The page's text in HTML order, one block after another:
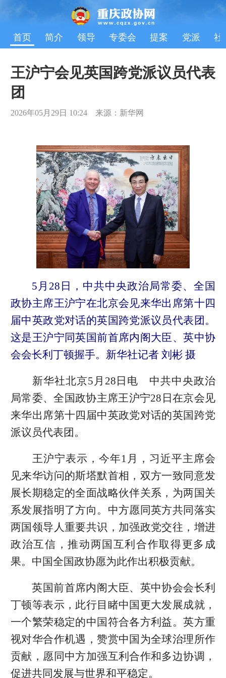
首页 简介 领导 专委会 提案 党派 社
王沪宁会见英国跨党派议员代表
团
2026年05月29日 10:24 来源：新华网
5月28日，中共中央政治局常委、全国
政协主席王沪宁在北京会见来华出席第十四
届中英政党对话的英国跨党派议员代表团。
这是王沪宁同英国前首席内阁大臣、英中协
会会长利丁顿握手。新华社记者 刘彬 摄
新华社北京5月28日电 中共中央政治
局常委、全国政协主席王沪宁28日在京会见
来华出席第十四届中英政党对话的英国跨党
派议员代表团。
王沪宁表示，今年1月，习近平主席会
见来华访问的斯塔默首相，双方一致同意发
展长期稳定的全面战略伙伴关系，为两国关
系发展指明了方向。中方愿同英方共同落实
两国领导人重要共识，加强政党交往，增进
政治互信，推动两国互利合作取得更多成
果。中国全国政协愿为此作出积极贡献。
英国前首席内阁大臣、英中协会会长利
丁顿等表示，此行目睹中国更大发展成就，
一个繁荣稳定的中国符合各方利益。英方重
视对华合作机遇，赞赏中国为全球治理所作
贡献，愿同中方加强互利合作和多边协调，
促进共同发展与世界和平稳定。